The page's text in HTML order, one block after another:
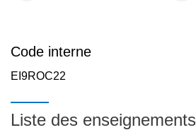
Code interne
EI9ROC22
Liste des enseignements